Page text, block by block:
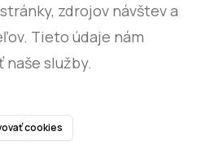
zdrojov návštev a
Tieto údaje nám
naše služby.
cookies